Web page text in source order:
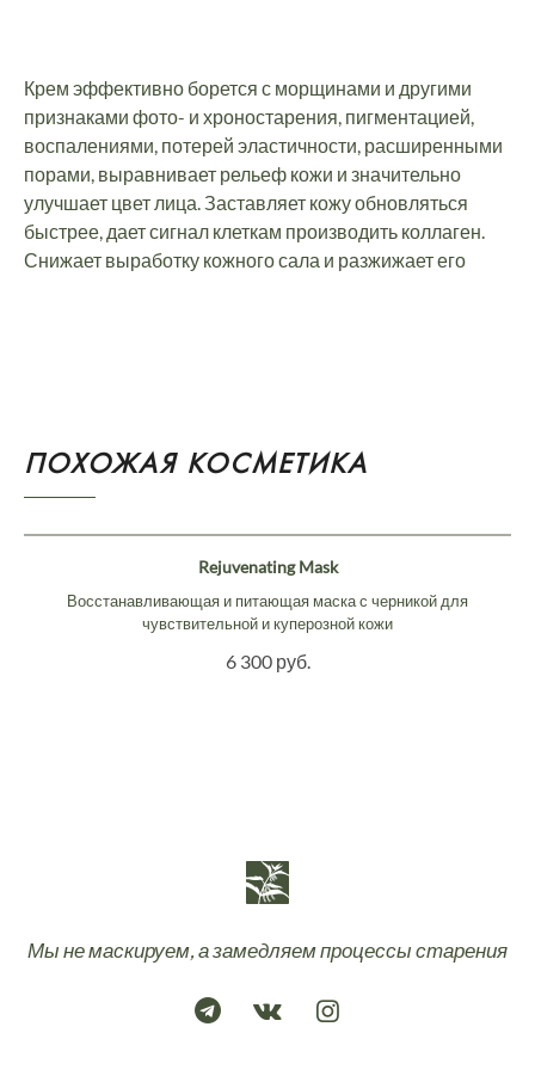
Крем эффективно борется с морщинами и другими
признаками фото- и хроностарения, пигментацией,
воспалениями, потерей эластичности, расширенными
порами, выравнивает рельеф кожи и значительно
улучшает цвет лица. Заставляет кожу обновляться
быстрее, дает сигнал клеткам производить коллаген.
Снижает выработку кожного сала и разжижает его
ПОХОЖАЯ КОСМЕТИКА
Rejuvenating Mask
Восстанавливающая и питающая маска с черникой для
чувствительной и куперозной кожи
6 300 руб.
Мы не маскируем, а замедляем процессы старения